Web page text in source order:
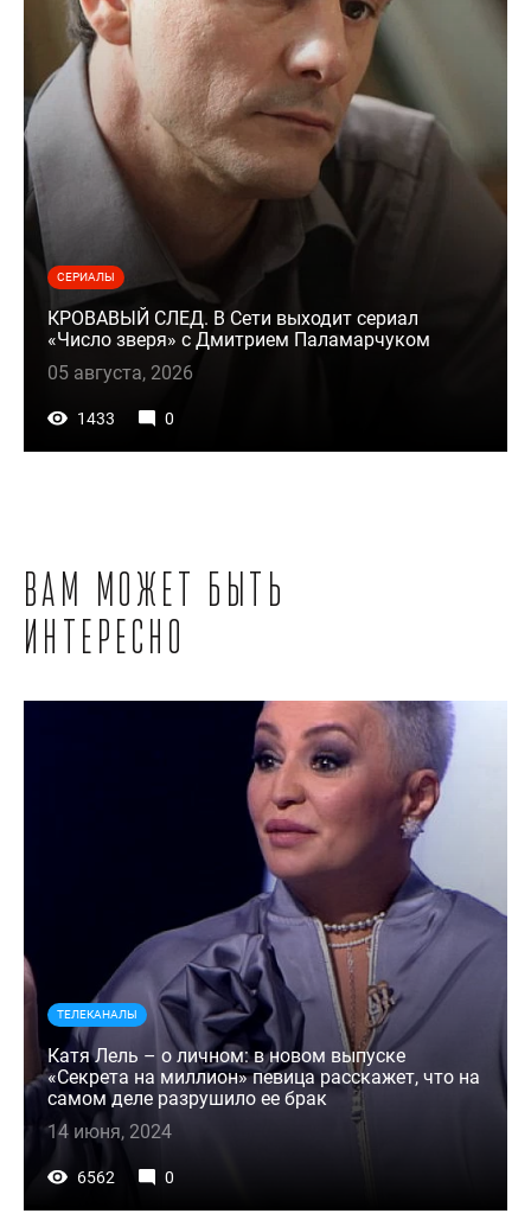
СЕРИАЛЫ
КРОВАВЫЙ СЛЕД. В Сети выходит сериал
«Число зверя» с Дмитрием Паламарчуком
05 августа, 2026
1433 0
Вам может быть
интересно
ТЕЛЕКАНАЛЫ
Катя Лель – о личном: в новом выпуске
«Секрета на миллион» певица расскажет, что на
самом деле разрушило ее брак
14 июня, 2024
6562 0